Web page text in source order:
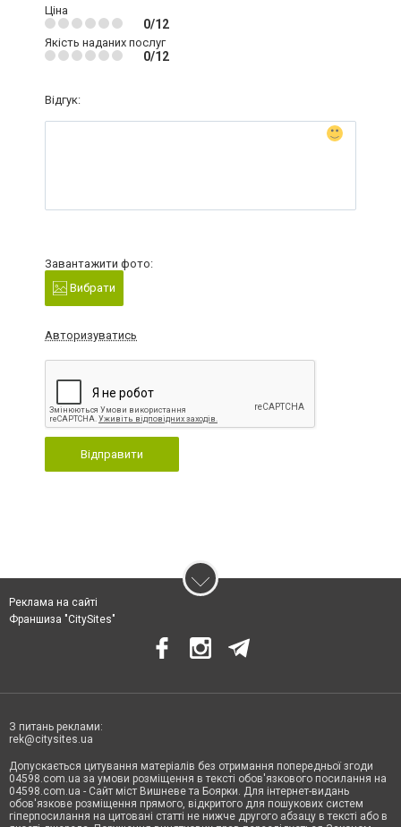
Ціна
0/12
Якість наданих послуг
0/12
Відгук:
Завантажити фото:
Вибрати
Авторизуватись
Відправити
Реклама на сайті
Франшиза "CitySites"
З питань реклами:
rek@citysites.ua
Допускається цитування матеріалів без отримання попередньої згоди
04598.com.ua за умови розміщення в тексті обов'язкового посилання на
04598.com.ua - Сайт міст Вишневе та Боярки. Для інтернет-видань
обов'язкове розміщення прямого, відкритого для пошукових систем
гіперпосилання на цитовані статті не нижче другого абзацу в тексті або в